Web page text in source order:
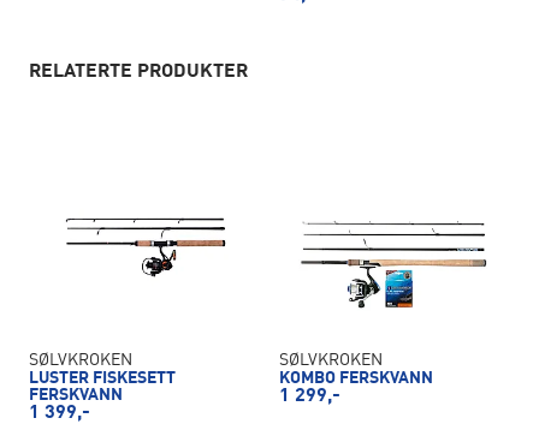
RELATERTE PRODUKTER
SØLVKROKEN
LUSTER FISKESETT
FERSKVANN
1 399,-
SØLVKROKEN
KOMBO FERSKVANN
1 299,-